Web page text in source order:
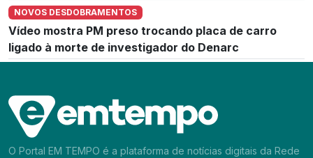
NOVOS DESDOBRAMENTOS
Vídeo mostra PM preso trocando placa de carro
ligado à morte de investigador do Denarc
O Portal EM TEMPO é a plataforma de notícias digitais da Rede